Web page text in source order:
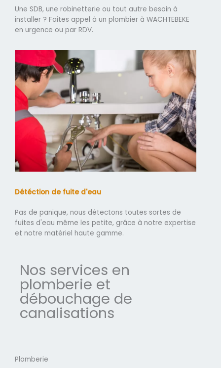
Une SDB, une robinetterie ou tout autre besoin à
installer ? Faites appel à un plombier à WACHTEBEKE
en urgence ou par RDV.
Détéction de fuite d'eau
Pas de panique, nous détectons toutes sortes de
fuites d'eau même les petite, grâce à notre expertise
et notre matériel haute gamme.
Nos services en
plomberie et
débouchage de
canalisations
Plomberie